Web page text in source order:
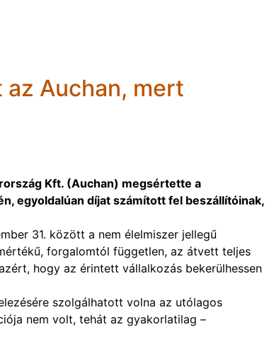
Auchan, mert
Kft. (Auchan) megsértette a
egyoldalúan díjat számított fel beszállítóinak,
31. között a nem élelmiszer jellegű
forgalomtól független, az átvett teljes
hogy az érintett vállalkozás bekerülhessen
szolgálhatott volna az utólagos
nem volt, tehát az gyakorlatilag –